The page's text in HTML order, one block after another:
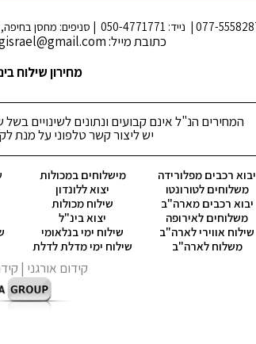
כתובת מייל: shippingisrael@gmail.com |
מחירון שילוח
המחירים הנ"ל אינם קבועים ונתונים לשינויים
יש ליצור קשר טלפוני על מנת
יבוא רכבים מפלורידה מישלוחים במכולות
משלוחים לטורונטו יצוא ללונדון
יבוא רכבים מארה"ב שילוח מכולות
משלוחים לאירופה יצוא בינ"ל
שילוח אווירי לארה"ב שילוח ימי בנלאומי
משלוח לארה"ב שילוח ימי מדלת לדלת
קידום אורגני |